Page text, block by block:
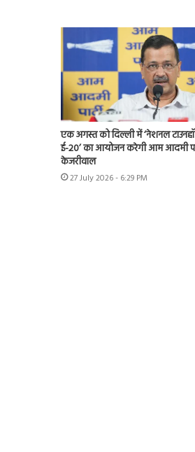
एक अगस्त को दिल्ली में ‘नेशनल
ई-20’ का आयोजन करेगी आम आदमी
केजरीवाल
27 July 2026 - 6:29 PM